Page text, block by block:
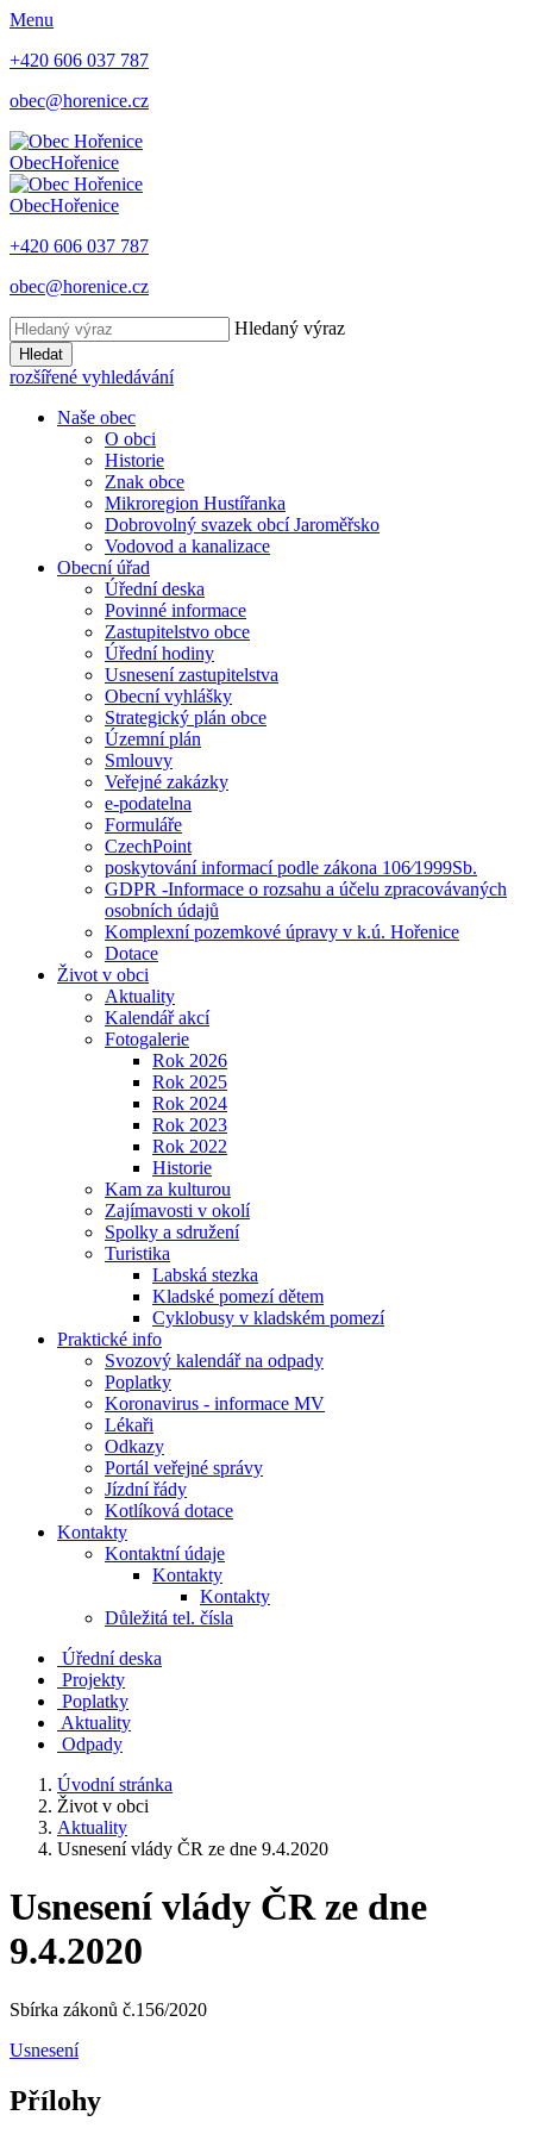
Menu
+420 606 037 787
obec@horenice.cz
ObecHořenice
ObecHořenice
+420 606 037 787
obec@horenice.cz
Hledaný výraz
Hledat
rozšířené vyhledávání
Naše obec
O obci
Historie
Znak obce
Mikroregion Hustířanka
Dobrovolný svazek obcí Jaroměřsko
Vodovod a kanalizace
Obecní úřad
Úřední deska
Povinné informace
Zastupitelstvo obce
Úřední hodiny
Usnesení zastupitelstva
Obecní vyhlášky
Strategický plán obce
Územní plán
Smlouvy
Veřejné zakázky
e-podatelna
Formuláře
CzechPoint
poskytování informací podle zákona 106⁄1999Sb.
GDPR -Informace o rozsahu a účelu zpracovávaných
osobních údajů
Komplexní pozemkové úpravy v k.ú. Hořenice
Dotace
Život v obci
Aktuality
Kalendář akcí
Fotogalerie
Rok 2026
Rok 2025
Rok 2024
Rok 2023
Rok 2022
Historie
Kam za kulturou
Zajímavosti v okolí
Spolky a sdružení
Turistika
Labská stezka
Kladské pomezí dětem
Cyklobusy v kladském pomezí
Praktické info
Svozový kalendář na odpady
Poplatky
Koronavirus - informace MV
Lékaři
Odkazy
Portál veřejné správy
Jízdní řády
Kotlíková dotace
Kontakty
Kontaktní údaje
Kontakty
Kontakty
Důležitá tel. čísla
Úřední deska
Projekty
Poplatky
Aktuality
Odpady
Úvodní stránka
Život v obci
Aktuality
Usnesení vlády ČR ze dne 9.4.2020
Usnesení vlády ČR ze dne
9.4.2020
Sbírka zákonů č.156/2020
Usnesení
Přílohy